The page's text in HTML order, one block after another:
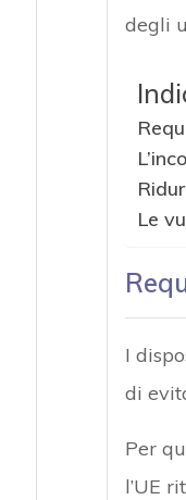
degli
Le
I
di
Per
l’UE